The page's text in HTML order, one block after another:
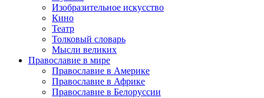
Изобразительное искусство
Кино
Театр
Толковый словарь
Мысли великих
Православие в мире
Православие в Америке
Православие в Африке
Православие в Белоруссии